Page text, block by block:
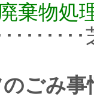
棄物処
･･･････
ごみ事